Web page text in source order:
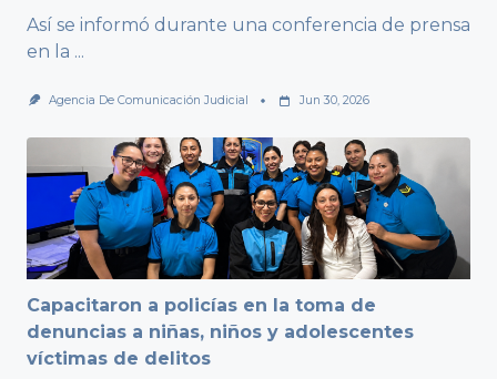
Así se informó durante una conferencia de prensa
en la ...
Agencia De Comunicación Judicial Jun 30, 2026
Capacitaron a policías en la toma de
denuncias a niñas, niños y adolescentes
víctimas de delitos